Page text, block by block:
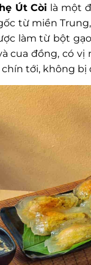
Út Còi là một
từ miền
làm từ bột
cua đồng, có
tới, không bị